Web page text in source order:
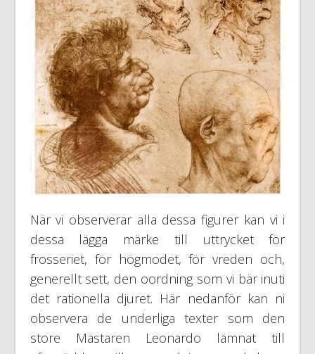
När vi observerar alla dessa figurer kan vi i
dessa lägga märke till uttrycket för
frosseriet, för högmodet, för vreden och,
generellt sett, den oordning som vi bär inuti
det rationella djuret. Här nedanför kan ni
observera de underliga texter som den
store Mästaren Leonardo lämnat till